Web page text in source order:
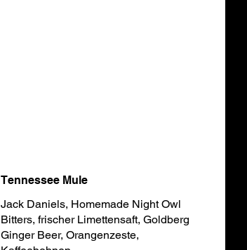
Tennessee Mule
Jack Daniels, Homemade Night Owl
Bitters, frischer Limettensaft, Goldberg
Ginger Beer, Orangenzeste,